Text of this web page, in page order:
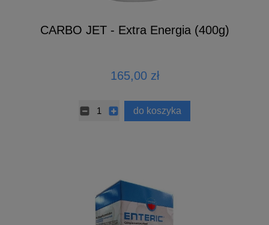
CARBO JET - Extra Energia (400g)
165,00 zł
do koszyka